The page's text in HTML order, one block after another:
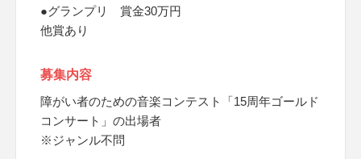
●グランプリ 賞金30万円
他賞あり
募集内容
障がい者のための音楽コンテスト「15周年ゴールド
コンサート」の出場者
※ジャンル不問